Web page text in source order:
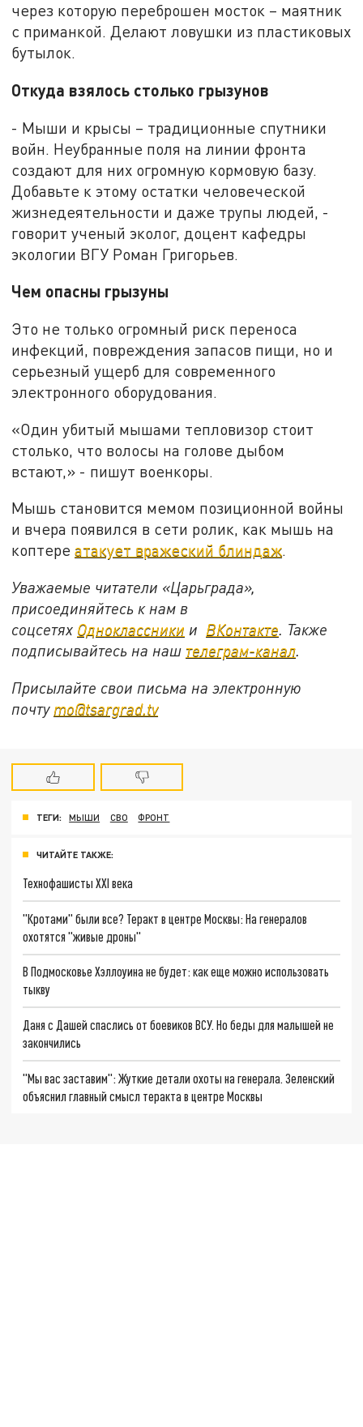
через которую переброшен мосток – маятник
с приманкой. Делают ловушки из пластиковых
бутылок.
Откуда взялось столько грызунов
- Мыши и крысы – традиционные спутники
войн. Неубранные поля на линии фронта
создают для них огромную кормовую базу.
Добавьте к этому остатки человеческой
жизнедеятельности и даже трупы людей, -
говорит ученый эколог, доцент кафедры
экологии ВГУ Роман Григорьев.
Чем опасны грызуны
Это не только огромный риск переноса
инфекций, повреждения запасов пищи, но и
серьезный ущерб для современного
электронного оборудования.
«Один убитый мышами тепловизор стоит
столько, что волосы на голове дыбом
встают,» - пишут военкоры.
Мышь становится мемом позиционной войны
и вчера появился в сети ролик, как мышь на
коптереатакует вражеский блиндаж.
Уважаемые читатели «Царьграда»,
присоединяйтесь к нам в
соцсетях Одноклассники и ВКонтакте. Также
подписывайтесь на наш телеграм-канал.
Присылайте свои письма на электронную
почту mo@tsargrad.tv
ТЕГИ: МЫШИ СВО ФРОНТ
ЧИТАЙТЕ ТАКЖЕ:
Технофашисты XXI века
"Кротами" были все? Теракт в центре Москвы: На генералов
охотятся "живые дроны"
В Подмосковье Хэллоуина не будет: как еще можно использовать
тыкву
Даня с Дашей спаслись от боевиков ВСУ. Но беды для малышей не
закончились
"Мы вас заставим": Жуткие детали охоты на генерала. Зеленский
объяснил главный смысл теракта в центре Москвы